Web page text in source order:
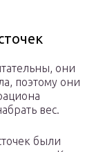
они
поэтому они
вес.
были